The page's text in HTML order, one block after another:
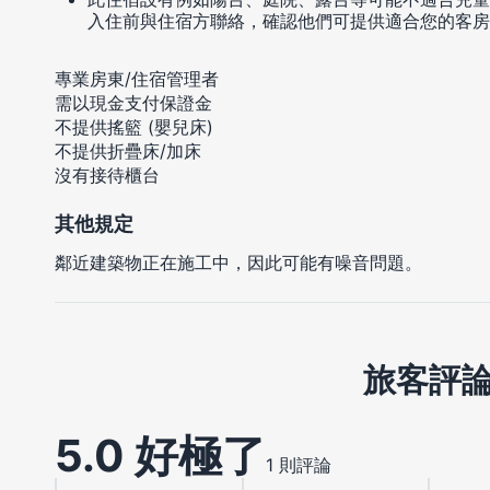
入住前與住宿方聯絡，確認他們可提供適合您的客房
專業房東/住宿管理者
需以現金支付保證金
不提供搖籃 (嬰兒床)
不提供折疊床/加床
沒有接待櫃台
其他規定
鄰近建築物正在施工中，因此可能有噪音問題。
旅客評
5.0 好極了 1 則評論